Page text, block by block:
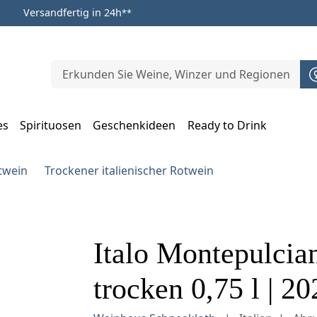
Versandfertig in 24h**
Spirituosen Geschenkideen
Ready to Drink
Trockener italienischer Rotwein
Italo
trocken 0,75 l |